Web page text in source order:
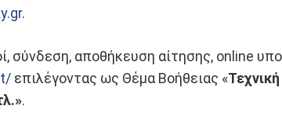
.
σύνδεση, αποθήκευση αίτησης, online
επιλέγοντας ως Θέμα Βοήθειας «
.